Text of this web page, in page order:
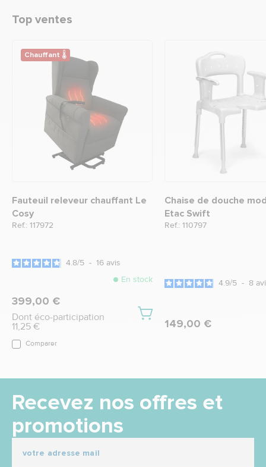
Top ventes
Chauffant 🌡
Fauteuil releveur chauffant Le
Cosy
Ref.: 117972
4.8/5 - 16 avis
En stock
399,00 €
Dont éco-participation
11,25 €
Comparer
Chaise de douche
Etac Swift
Ref.: 110797
4.9/5 - 8
149,00 €
Recevez nos offres et
promotions